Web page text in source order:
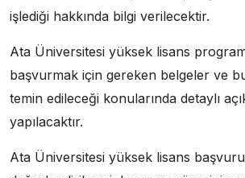
işlediği hakkında bilgi verilecektir.
Ata Üniversitesi yüksek lisans
başvurmak için gereken belgeler ve
temin edileceği konularında detaylı
yapılacaktır.
Ata Üniversitesi yüksek lisans